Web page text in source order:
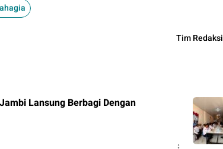
Tim Redaksi
Lansung Berbagi Dengan